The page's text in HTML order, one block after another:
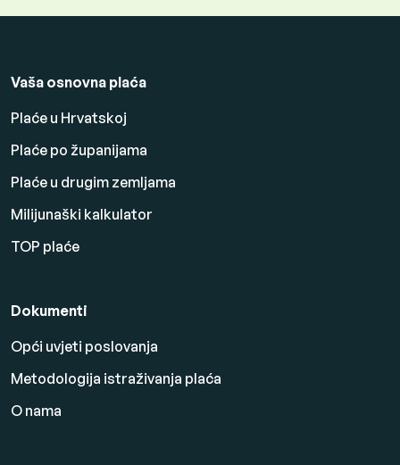
Vaša osnovna plaća
Plaće u Hrvatskoj
Plaće po županijama
Plaće u drugim zemljama
Milijunaški kalkulator
TOP plaće
Dokumenti
Opći uvjeti poslovanja
Metodologija istraživanja plaća
O nama